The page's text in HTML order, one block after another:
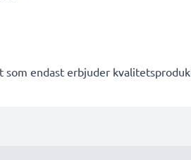
endast erbjuder